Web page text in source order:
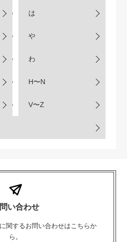
は
や
わ
H〜N
V〜Z
い合わせ
関するお問い合わせはこちらか
ら。